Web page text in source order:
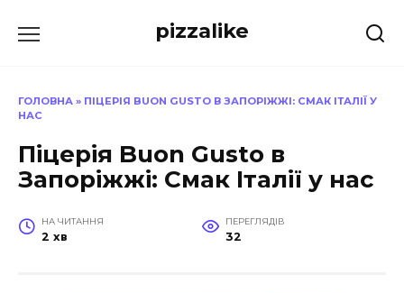
до
pizzalike
ГОЛОВНА » ПІЦЕРІЯ BUON GUSTO В ЗАПОРІЖЖІ: СМАК ІТАЛІЇ У
НАС
Піцерія Buon Gusto в
Запоріжжі: Смак Італії у нас
НА ЧИТАННЯ
2 хв
ПЕРЕГЛЯДІВ
32